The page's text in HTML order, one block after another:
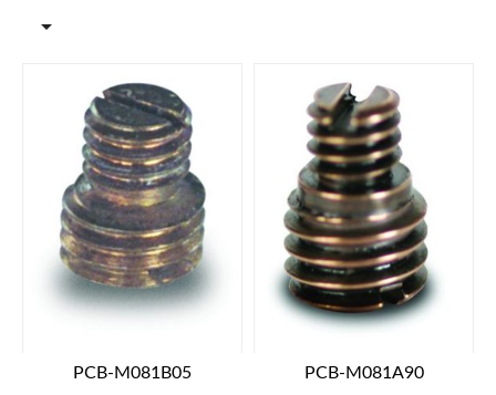

PCB-M081B05 PCB-M081A90